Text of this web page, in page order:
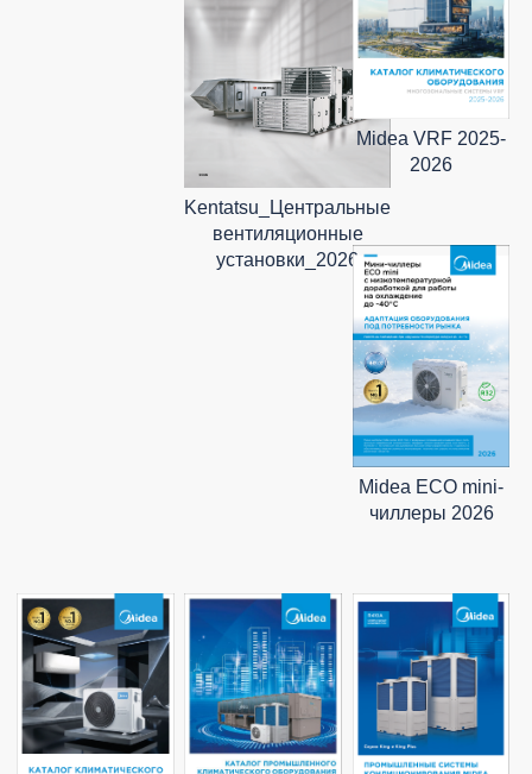
Kentatsu_Центральные
вентиляционные
установки_2026
Midea VRF 2025-
2026
Midea ECO mini-
чиллеры 2026